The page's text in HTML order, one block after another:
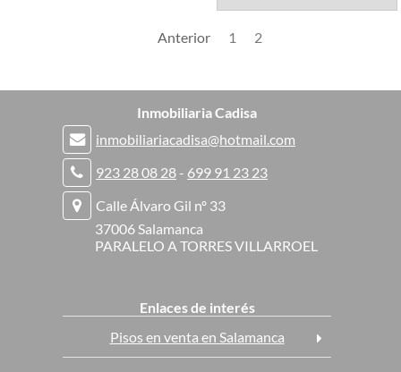
Anterior 1 2
Inmobiliaria Cadisa
inmobiliariacadisa@hotmail.com
923 28 08 28 - 699 91 23 23
Calle Álvaro Gil nº 33
37006 Salamanca
PARALELO A TORRES VILLARROEL
Enlaces de interés
Pisos en venta en Salamanca